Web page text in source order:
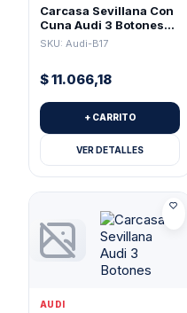
Carcasa Sevillana Con
Cuna Audi 3 Botones
(Pila 2032)
SKU: Audi-B17
$11.066,18
+ CARRITO
VER DETALLES
AUDI